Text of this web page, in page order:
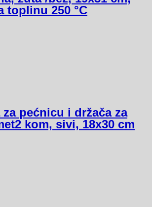
toplinu 250 °C
pećnicu i držača za
2 kom, sivi, 18x30 cm